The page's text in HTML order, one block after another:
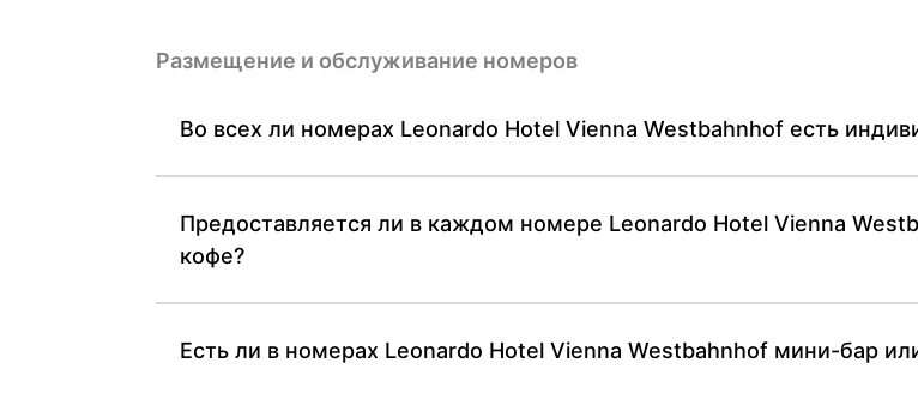
Размещение и обслуживание номеров
Во всех ли номерах Leonardo Hotel Vienna Westbahnhof есть
Предоставляется ли в каждом номере Leonardo Hotel Vienna
кофе?
Есть ли в номерах Leonardo Hotel Vienna Westbahnhof мини-бар